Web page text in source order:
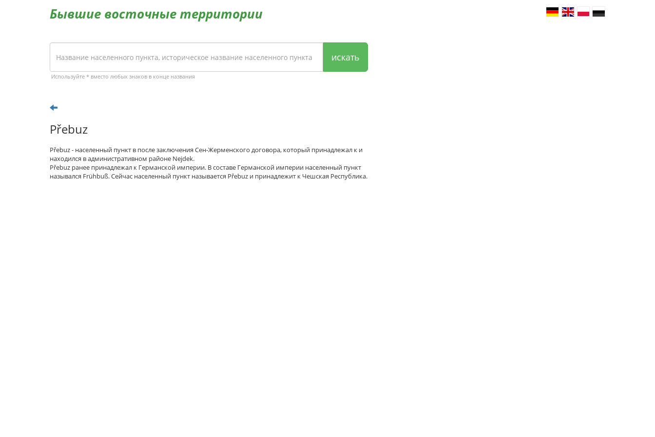
Бывшие восточные территории
искать
Используйте * вместо любых знаков в конце названия
Přebuz
Přebuz - населенный пункт в после заключения Сен-Жерменского договора, который принадлежал к и
находился в административном районе Nejdek.
Přebuz ранее принадлежал к Германской империи. В составе Германской империи населенный пункт
назывался Frühbuß. Сейчас населенный пункт называется Přebuz и принадлежит к Чешская Республика.